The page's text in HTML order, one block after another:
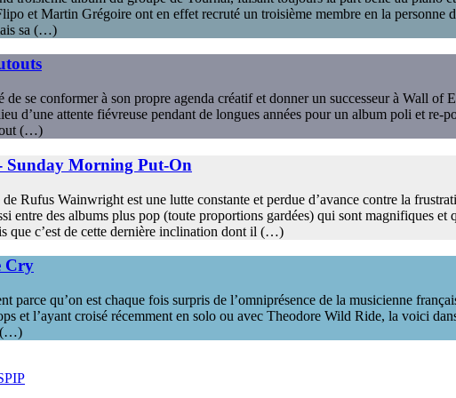
et Martin Grégoire ont en effet recruté un troisième membre en la personne
sa (…)
de se conformer à son propre agenda créatif et donner un successeur à Wall
d’une attente fiévreuse pendant de longues années pour un album poli et
(…)
Sunday Morning Put-On
Rufus Wainwright est une lutte constante et perdue d’avance contre la
entre des albums plus pop (toute proportions gardées) qui sont magnifiques et
que c’est de cette dernière inclination dont il (…)
Cry
parce qu’on est chaque fois surpris de l’omniprésence de la musicienne
et l’ayant croisé récemment en solo ou avec Theodore Wild Ride, la voici
(…)